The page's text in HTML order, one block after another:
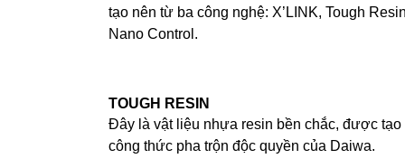
tạo nên từ ba công nghệ: X’LINK, Tough
Nano Control.
TOUGH RESIN
Đây là vật liệu nhựa resin bền chắc, được tạo
công thức pha trộn độc quyền của Daiwa.